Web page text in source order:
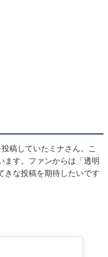
稿していたミナさん。こ
ます。ファンからは「透明
きな投稿を期待したいです